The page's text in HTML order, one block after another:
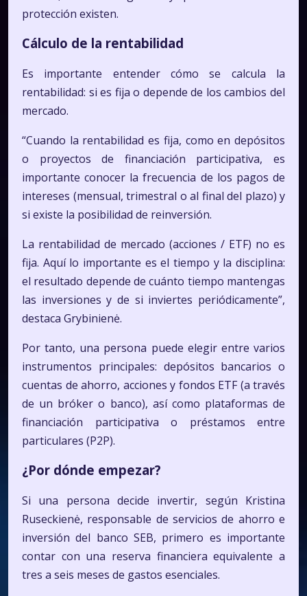
protección existen.
Cálculo de la rentabilidad
Es importante entender cómo se calcula la
rentabilidad: si es fija o depende de los cambios del
mercado.
“Cuando la rentabilidad es fija, como en depósitos
o proyectos de financiación participativa, es
importante conocer la frecuencia de los pagos de
intereses (mensual, trimestral o al final del plazo) y
si existe la posibilidad de reinversión.
La rentabilidad de mercado (acciones / ETF) no es
fija. Aquí lo importante es el tiempo y la disciplina:
el resultado depende de cuánto tiempo mantengas
las inversiones y de si inviertes periódicamente”,
destaca Grybinienė.
Por tanto, una persona puede elegir entre varios
instrumentos principales: depósitos bancarios o
cuentas de ahorro, acciones y fondos ETF (a través
de un bróker o banco), así como plataformas de
financiación participativa o préstamos entre
particulares (P2P).
¿Por dónde empezar?
Si una persona decide invertir, según Kristina
Ruseckienė, responsable de servicios de ahorro e
inversión del banco SEB, primero es importante
contar con una reserva financiera equivalente a
tres a seis meses de gastos esenciales.